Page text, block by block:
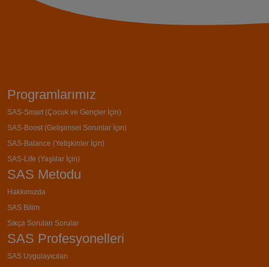
Programlarımız
SAS-Smart (Çocuk ve Gençler İçin)
SAS-Boost (Gelişimsel Sorunlar İçin)
SAS-Balance (Yetişkinler İçin)
SAS-Life (Yaşlılar İçin)
SAS Metodu
Hakkımızda
SAS Bilim
Sıkça Sorulan Sorular
SAS Profesyonelleri
SAS Uygulayıcıları